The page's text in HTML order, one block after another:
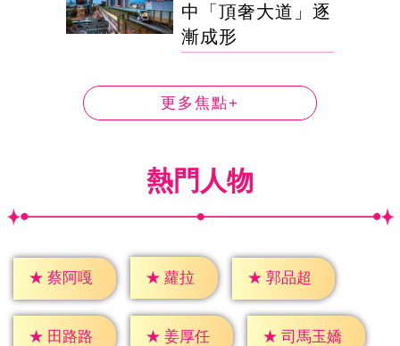
中「頂奢大道」逐
漸成形
更多焦點+
熱門人物
★ 蔡阿嘎 ★ 蘿拉 ★ 郭品超
★ 田路路 ★ 姜厚任 ★ 司馬玉嬌